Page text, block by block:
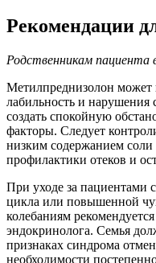
Рекомендации
Родственникам
Метилпреднизолон
лабильность и нарушения
создать спокойную
факторы. Следует
низким содержанием
профилактики отеков и
При уходе за пациентами
цикла или повышенной
колебаниям
эндокринолога. Семья
признаках синдрома
необходимости